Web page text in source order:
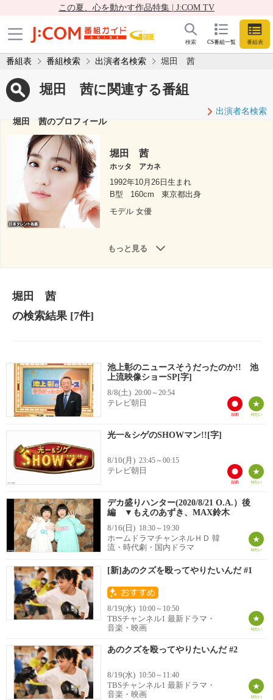
この夏、心を動かす作品特集 | J:COM TV
CS番組一覧 番組表
検索
番組表 番組検索 出演者名検索 堀田 茜
堀田 茜に関連する番組
出演者名検索
堀田 茜のプロフィール
堀田 茜
ホッタ アカネ
1992年10月26日生まれ
B型
160cm
東京都出身
モデル 女優
もっと見る
堀田 茜
の検索結果[7件]
池上彰のニュースそうだったのか!! 池
上流映像ショーSP[字]
8/8(土) 20:00～20:54
テレビ朝日
光一&シゲのSHOWマン!![字]
8/10(月) 23:45～00:15
テレビ朝日
デカ盛りハンター(2020/8/21 O.A.）後
編 ▼もえのあずき、MAX鈴木
8/16(日) 18:30～19:30
ホームドラマチャンネルＨＤ 韓
流・時代劇・国内ドラマ
[新]あのクズを殴ってやりたいんだ #1
8/19(水) 10:00～10:50
TBSチャンネル1 最新ドラマ・
音楽・映画
あのクズを殴ってやりたいんだ #2
8/19(水) 10:50～11:40
TBSチャンネル1 最新ドラマ・
音楽・映画